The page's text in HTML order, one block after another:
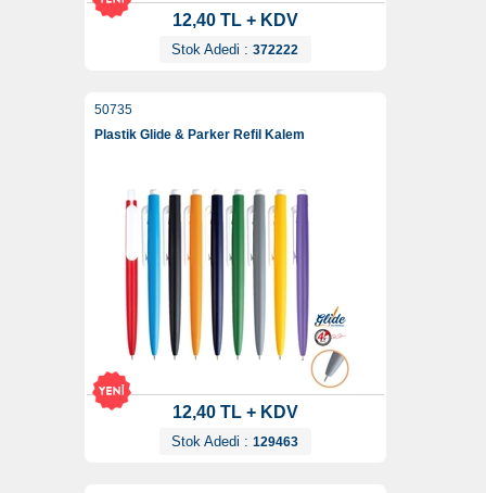
12,40 TL + KDV
Stok Adedi : 372222
50735
Plastik Glide & Parker Refil Kalem
12,40 TL + KDV
Stok Adedi : 129463